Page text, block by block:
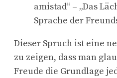
amistad“ – „Das
Sprache der
Dieser Spruch ist eine
zu zeigen, dass man
Freude die Grundlage